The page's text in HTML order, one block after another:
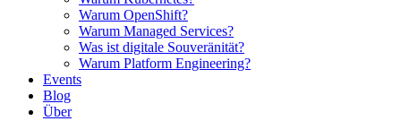
Warum OpenShift?
Warum Managed Services?
Was ist digitale Souveränität?
Warum Platform Engineering?
Events
Blog
Über